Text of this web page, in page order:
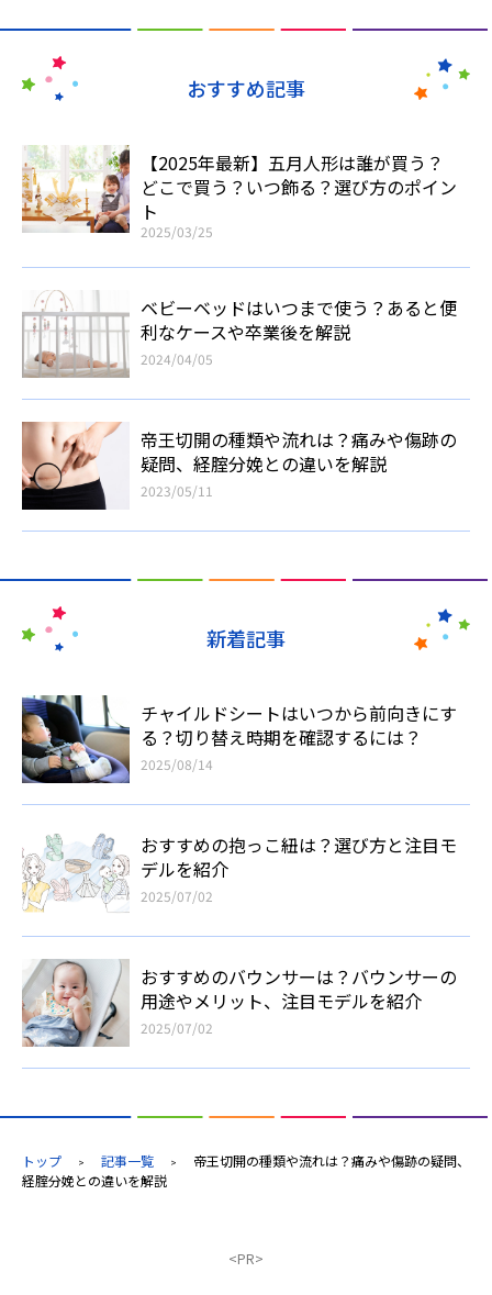
おすすめ記事
【2025年最新】五月人形は誰が買う？
どこで買う？いつ飾る？選び方のポイン
ト
2025/03/25
ベビーベッドはいつまで使う？あると便
利なケースや卒業後を解説
2024/04/05
帝王切開の種類や流れは？痛みや傷跡の
疑問、経腟分娩との違いを解説
2023/05/11
新着記事
チャイルドシートはいつから前向きにす
る？切り替え時期を確認するには？
2025/08/14
おすすめの抱っこ紐は？選び方と注目モ
デルを紹介
2025/07/02
おすすめのバウンサーは？バウンサーの
用途やメリット、注目モデルを紹介
2025/07/02
トップ > 記事一覧 >
帝王切開の種類や流れは？痛みや傷跡の疑問、
経腟分娩との違いを解説
<PR>